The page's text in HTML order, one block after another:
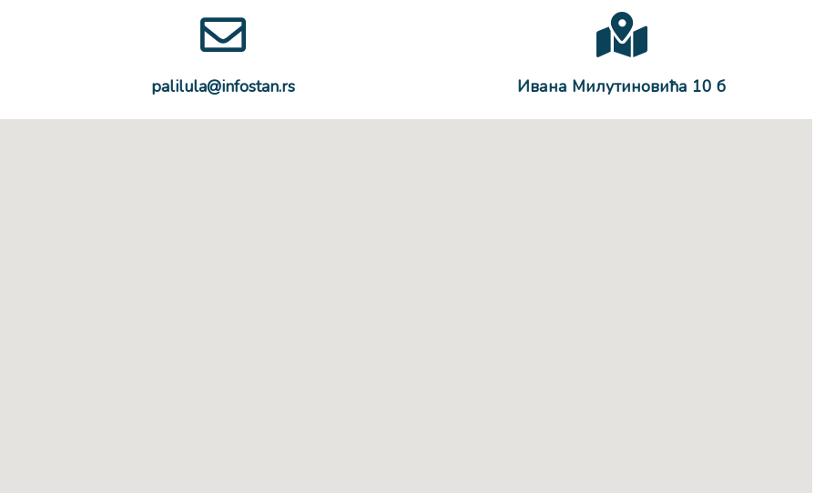
palilula@infostan.rs Ивана Милутиновића 10 б